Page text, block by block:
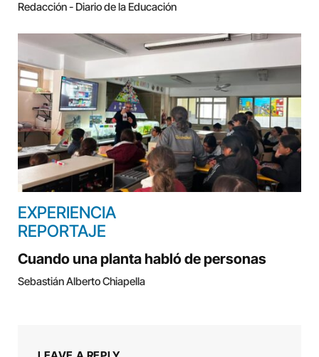
Redacción - Diario de la Educación
EXPERIENCIA
REPORTAJE
Cuando una planta habló de personas
Sebastián Alberto Chiapella